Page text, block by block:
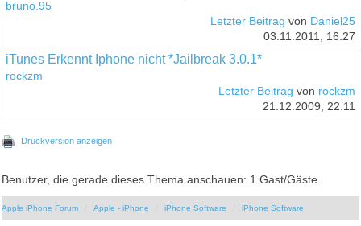
bruno.95
Letzter Beitrag von Daniel25
03.11.2011, 16:27
iTunes Erkennt Iphone nicht *Jailbreak 3.0.1*
rockzm
Letzter Beitrag von rockzm
21.12.2009, 22:11
Druckversion anzeigen
Benutzer, die gerade dieses Thema anschauen: 1 Gast/Gäste
Apple iPhone Forum Apple - iPhone iPhone Software iPhone Software